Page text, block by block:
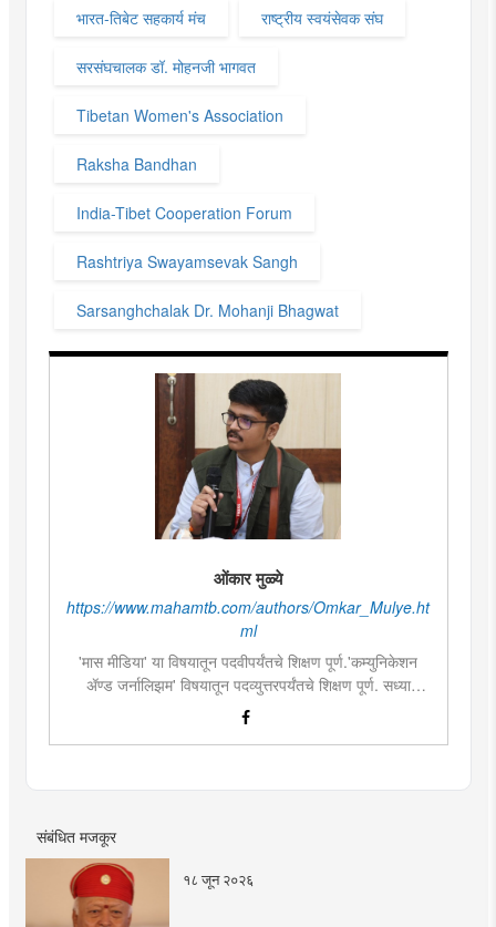
भारत-तिबेट सहकार्य मंच राष्ट्रीय स्वयंसेवक संघ
सरसंघचालक डॉ. मोहनजी भागवत
Tibetan Women's Association
Raksha Bandhan
India-Tibet Cooperation Forum
Rashtriya Swayamsevak Sangh
Sarsanghchalak Dr. Mohanji Bhagwat
ओंकार मुळ्ये
https://www.mahamtb.com/authors/Omkar_Mulye.ht
ml
'मास मीडिया' या विषयातून पदवीपर्यंतचे शिक्षण पूर्ण.'कम्युनिकेशन
ॲण्ड जर्नालिझम' विषयातून पदव्युत्तरपर्यंतचे शिक्षण पूर्ण. सध्या
दै.'मुंबई तरुण भारत'मध्ये वेब उपसंपादक म्हणून कार्यरत. लिखाण,
संगीत, वाचन, फोटोग्राफी, इ.ची आवड.लिवोग्राफी भाषाशैलीत विशेष
संबंधित मजकूर
१८ जून २०२६